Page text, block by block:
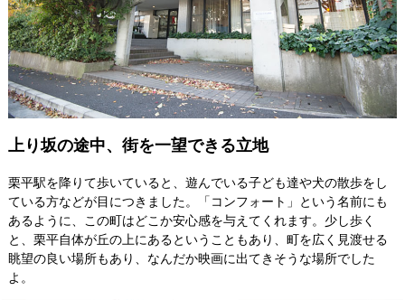
上り坂の途中、街を一望できる立地
栗平駅を降りて歩いていると、遊んでいる子ども達や犬の散歩をし
ている方などが目につきました。「コンフォート」という名前にも
あるように、この町はどこか安心感を与えてくれます。少し歩く
と、栗平自体が丘の上にあるということもあり、町を広く見渡せる
眺望の良い場所もあり、なんだか映画に出てきそうな場所でした
よ。